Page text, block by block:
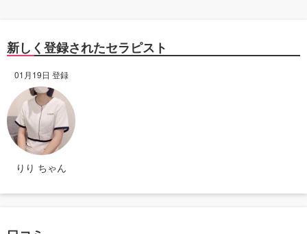
新しく登録されたセラピスト
01月19日 登録
りり ちゃん